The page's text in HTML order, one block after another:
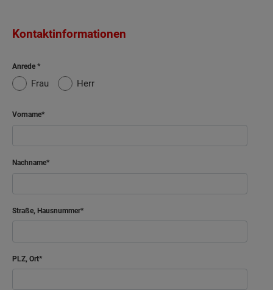
Kontaktinformationen
Anrede
Frau Herr
Vorname
Nachname
Straße, Hausnummer
PLZ, Ort